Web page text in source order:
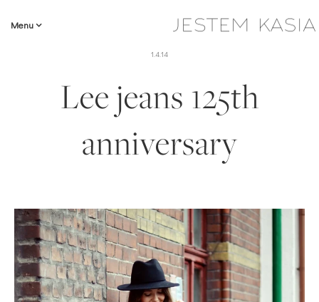
Menu
1.4.14
Lee jeans 125th
anniversary